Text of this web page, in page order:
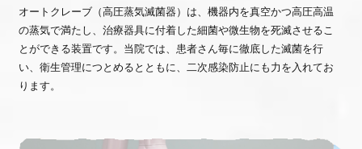
オートクレーブ（高圧蒸気滅菌器）は、機器内を真空かつ高圧高温
の蒸気で満たし、治療器具に付着した細菌や微生物を死滅させるこ
とができる装置です。当院では、患者さん毎に徹底した滅菌を行
い、衛生管理につとめるとともに、二次感染防止にも力を入れてお
ります。